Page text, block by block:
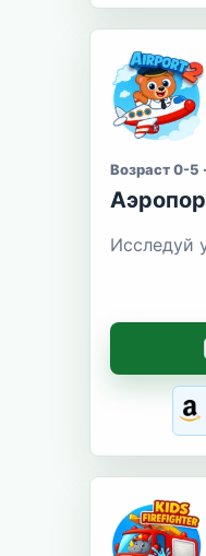
Возраст 0-5
Исследуй